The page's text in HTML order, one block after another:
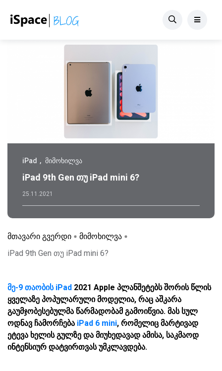
iPad მიმოხილვა
iPad 9th Gen თუ iPad mini 6?
25.11.2021
მთავარი გვერდი
მიმოხილვა
iPad 9th Gen თუ iPad mini 6?
მე-9 თაობის iPad 2021 Apple პლანშეტებს შორის წლის
ყველაზე პოპულარული მოდელია, რაც აშკარა
გაუმჯობესებულმა წარმადობამ გამოიწვია. მას სულ
ოდნავ ჩამორჩება iPad 6 mini, რომელიც მარტივად
ეტევა ხელის გულზე და მიუხედავად ამისა, საკმაოდ
ინტენსიურ დატვირთვას უმკლავდება.